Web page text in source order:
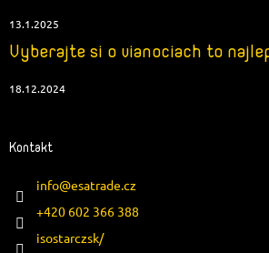
13.1.2025
Vyberajte si o vianociach to
18.12.2024
Kontakt
info@esatrade.cz
+420 602 366 388
isostarczsk/